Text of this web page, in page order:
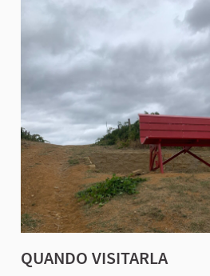
QUANDO VISITARLA